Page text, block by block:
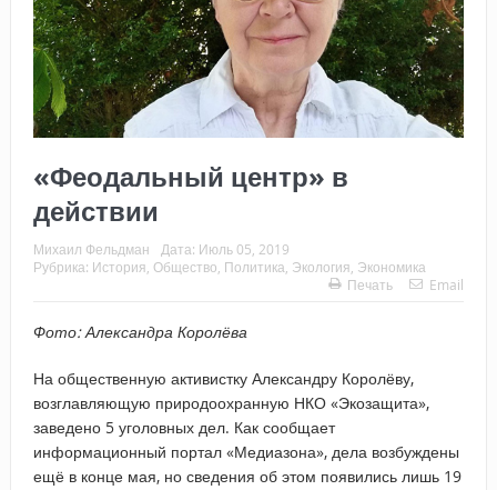
«Феодальный центр» в
действии
Михаил Фельдман Дата: Июль 05, 2019
Рубрика: История Общество Политика Экология Экономика
Печать
Email
Фото: Александра Королёва
На общественную активистку Александру Королёву,
возглавляющую природоохранную НКО «Экозащита»,
заведено 5 уголовных дел. Как сообщает
информационный портал «Медиазона», дела возбуждены
ещё в конце мая, но сведения об этом появились лишь 19